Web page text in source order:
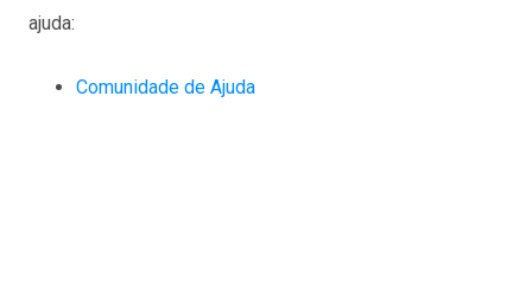
ajuda:
Comunidade de Ajuda